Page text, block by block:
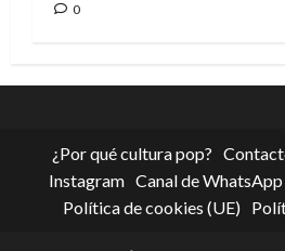
0
¿Por qué cultura pop?
Instagram Canal de WhatsApp
Política de cookies (UE)